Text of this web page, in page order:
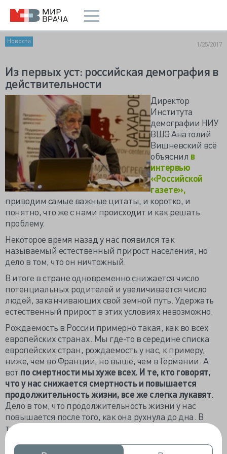
Новости 1/25/2017
Из первых уст: российская демография в
действительности
Директор
Института
демографии НИУ
ВШЭ Анатолий
Вишневский всё
объяснил в
интервью
«Российской
газете»,
приводим самые важные цитаты, и коротко, и
понятно, что же с нами происходит и как решать
проблему.
Некоторое время назад у нас появился так
называемый естественный прирост населения, но
дело в том, что он ничтожный.
В итоге в стране одновременно снижается число
потенциальных родителей и увеличивается число
людей, заканчивающих свой земной путь. Удержать
естественный прирост в этих условиях невозможно.
Рождаемость в России примерно такая, как во всех
европейских странах. Мы где-то в середине списка
европейских стран, рождаемость у нас, к примеру,
ниже, чем во Франции, но выше, чем в Германии. А
вот по смертности мы хуже всех. И те, кто говорят,
что у нас снижается смертность и повышается
продолжительность жизни, все же слегка лукавят
Дело в том, что продолжительность жизни у нас
повышается после того, как она рухнула до дна. В
течение последних лет двадцати мы, по сути, просто
восстанавливали то, что было потеряно.